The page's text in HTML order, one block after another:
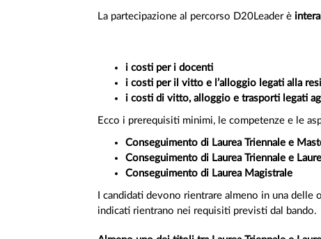
La partecipazione al percorso D20Leader è
i costi per i docenti
i costi per il vitto e l’alloggio legati alla
i costi di vitto, alloggio e trasporti legati
Ecco i prerequisiti minimi, le competenze e le
Conseguimento di Laurea Triennale e
Conseguimento di Laurea Triennale e
Conseguimento di Laurea Magistrale
I candidati devono rientrare almeno in una
indicati rientrano nei requisiti previsti dal bando.